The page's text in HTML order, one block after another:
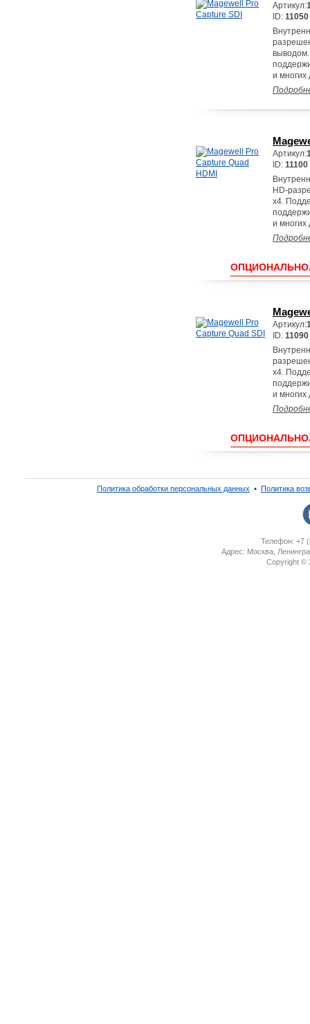
Артикул:
ID: 11050
и многих
Артикул:
ID: 11100
HD-
x4.
и многих
ОПЦИОНАЛЬНО
Артикул:
ID: 11090
x4.
и многих
ОПЦИОНАЛЬНО
Политика обработки персональных данных ▪ Политика
Телефон: +7
Адрес: Москва,
Copyright ©